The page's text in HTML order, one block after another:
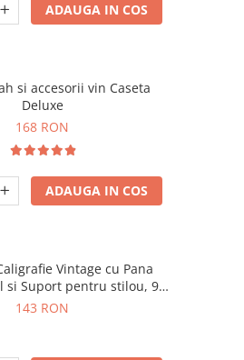
ADAUGA IN COS
si accesorii vin Caseta
Deluxe
168 RON
ADAUGA IN COS
Vintage cu Pana
si Suport pentru stilou, 9
piese
143 RON